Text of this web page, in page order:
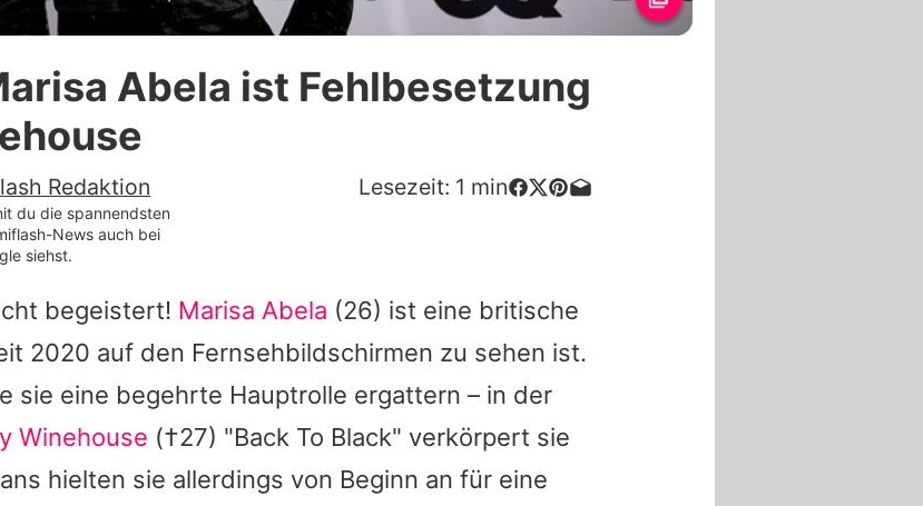
Datenschutzerklärung
Nutzungsbedingungen
Utiq verwalten
Abela ist Fehlbesetzung
Redaktion Lesezeit: 1 min
du die spannendsten
News auch bei
siehst.
begeistert! Marisa Abela (26) ist eine britische
2020 auf den Fernsehbildschirmen zu sehen ist.
sie eine begehrte Hauptrolle ergattern – in der
Winehouse (†27) "Back To Black" verkörpert sie
hielten sie allerdings von Beginn an für eine